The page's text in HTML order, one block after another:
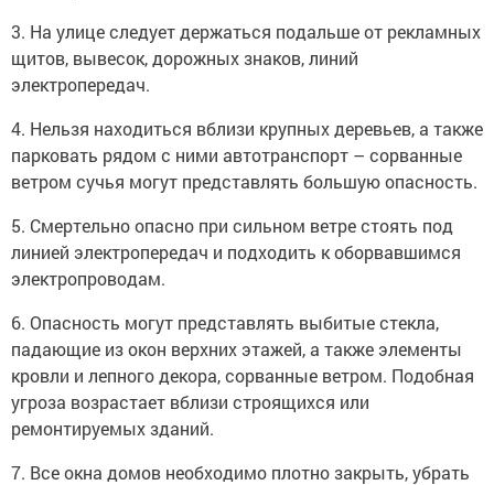
3. На улице следует держаться подальше от рекламных
щитов, вывесок, дорожных знаков, линий
электропередач.
4. Нельзя находиться вблизи крупных деревьев, а также
парковать рядом с ними автотранспорт – сорванные
ветром сучья могут представлять большую опасность.
5. Смертельно опасно при сильном ветре стоять под
линией электропередач и подходить к оборвавшимся
электропроводам.
6. Опасность могут представлять выбитые стекла,
падающие из окон верхних этажей, а также элементы
кровли и лепного декора, сорванные ветром. Подобная
угроза возрастает вблизи строящихся или
ремонтируемых зданий.
7. Все окна домов необходимо плотно закрыть, убрать